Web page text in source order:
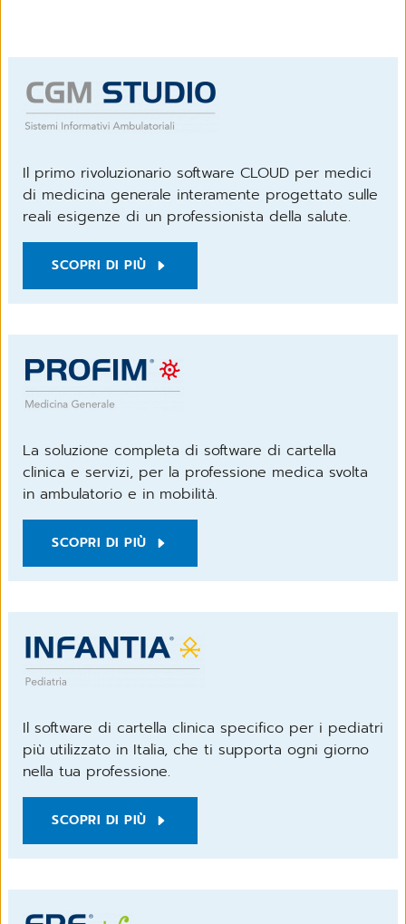
Il primo rivoluzionario software CLOUD per medici
di medicina generale interamente progettato sulle
reali esigenze di un professionista della salute.
SCOPRI DI PIÙ
La soluzione completa di software di cartella
clinica e servizi, per la professione medica svolta
in ambulatorio e in mobilità.
SCOPRI DI PIÙ
Il software di cartella clinica specifico per i pediatri
più utilizzato in Italia, che ti supporta ogni giorno
nella tua professione.
SCOPRI DI PIÙ